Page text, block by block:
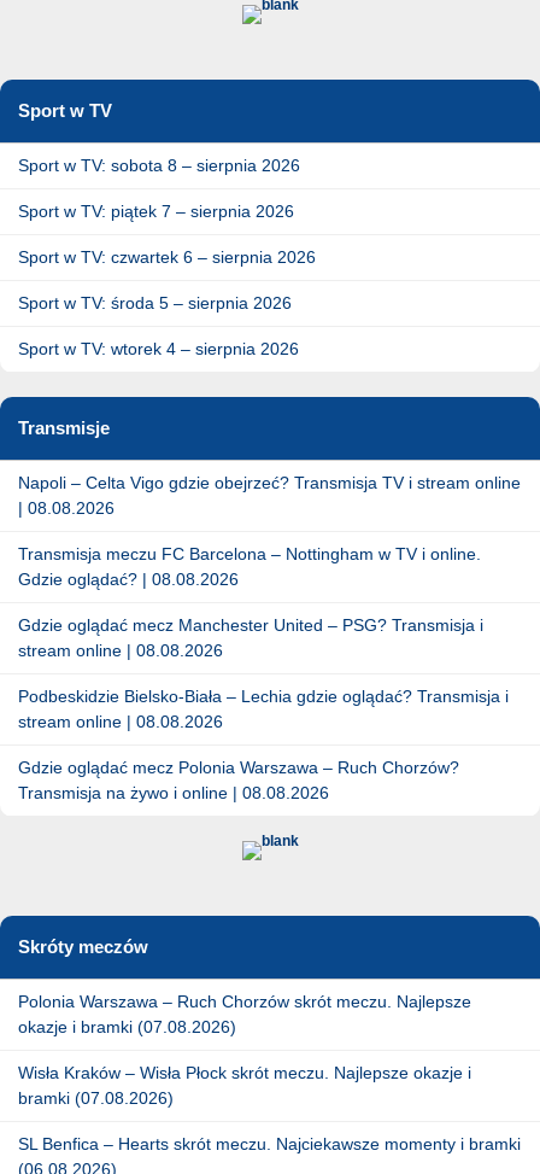
Sport w TV
Sport w TV: sobota 8 – sierpnia 2026
Sport w TV: piątek 7 – sierpnia 2026
Sport w TV: czwartek 6 – sierpnia 2026
Sport w TV: środa 5 – sierpnia 2026
Sport w TV: wtorek 4 – sierpnia 2026
Transmisje
Napoli – Celta Vigo gdzie obejrzeć? Transmisja TV i stream online
| 08.08.2026
Transmisja meczu FC Barcelona – Nottingham w TV i online.
Gdzie oglądać? | 08.08.2026
Gdzie oglądać mecz Manchester United – PSG? Transmisja i
stream online | 08.08.2026
Podbeskidzie Bielsko-Biała – Lechia gdzie oglądać? Transmisja i
stream online | 08.08.2026
Gdzie oglądać mecz Polonia Warszawa – Ruch Chorzów?
Transmisja na żywo i online | 08.08.2026
Skróty meczów
Polonia Warszawa – Ruch Chorzów skrót meczu. Najlepsze
okazje i bramki (07.08.2026)
Wisła Kraków – Wisła Płock skrót meczu. Najlepsze okazje i
bramki (07.08.2026)
SL Benfica – Hearts skrót meczu. Najciekawsze momenty i bramki
(06.08.2026)